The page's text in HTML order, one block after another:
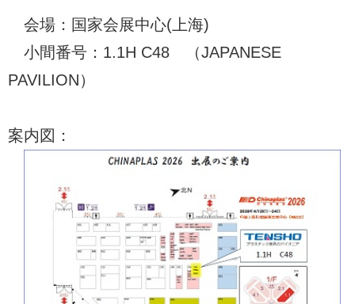
会場：国家会展中心(上海)
小間番号：1.1H C48 （JAPANESE
PAVILION）
案内図：